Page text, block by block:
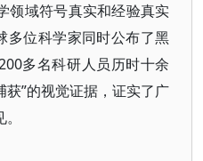
领域符号真实和经验真实
多位科学家同时公布了黑
多名科研人员历时十余
”的视觉证据，证实了广